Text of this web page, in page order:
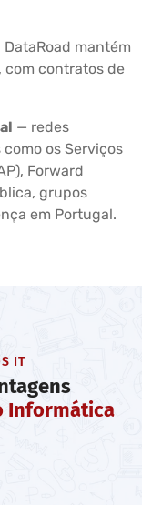
DataRoad mantém
contratos de
— redes
os Serviços
Forward
grupos
em Portugal.
IT
Informática